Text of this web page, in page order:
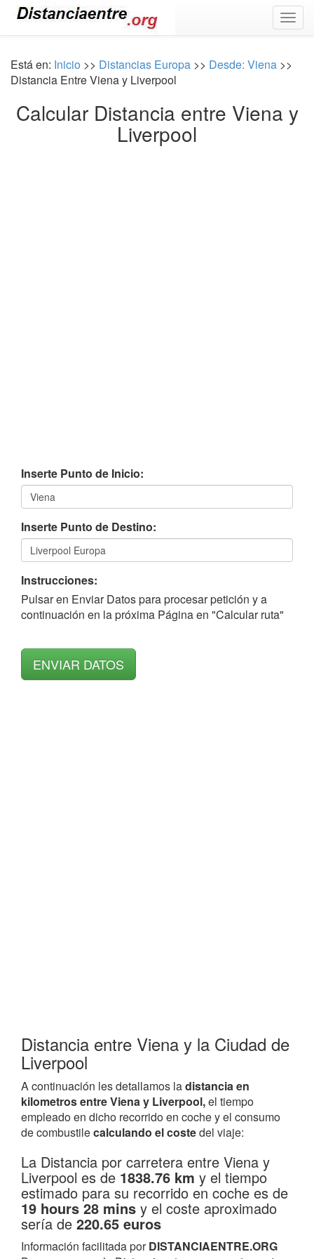
Está en: Inicio >> Distancias Europa >> Desde: Viena >>
Distancia Entre Viena y Liverpool
Calcular Distancia entre Viena y
Liverpool
Inserte Punto de Inicio:
Inserte Punto de Destino:
Instrucciones:
Pulsar en Enviar Datos para procesar petición y a
continuación en la próxima Página en "Calcular ruta"
Distancia entre Viena y la Ciudad de
Liverpool
A continuación les detallamos ladistancia en
kilometros entre Viena y Liverpool,el tiempo
empleado en dicho recorrido en coche y el consumo
de combustilecalculando el costedel viaje:
La Distancia por carretera entre Viena y
Liverpool es de 1838.76 km y el tiempo
estimado para su recorrido en coche es de
19 hours 28 mins y el coste aproximado
sería de 220.65 euros
Información facilitada porDISTANCIAENTRE.ORG